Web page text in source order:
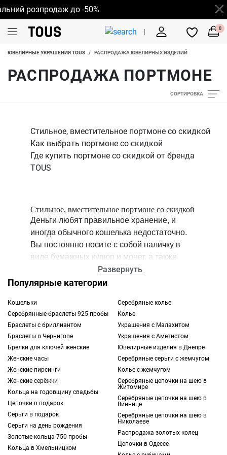
розпродаж до -50%
0
ЮВЕЛИРНЫЕ УКРАШЕНИЯ TOUS / РАСПРОДАЖА ЮВЕЛИРНЫХ ИЗДЕЛИЙ
РАСПРОДАЖА ПОРТМОНЕ
СОРТИРОВКА
Стильное, вместительное портмоне со скидкой
Как выбрать портмоне со скидкой
Где купить портмоне со скидкой от бренда
TOUS
Стильное, вместительное портмоне со скидкой
Деньги любят правильное хранение, и
иногда обычного кошелька недостаточно.
Вы постоянно носите с собой наличку в
виде бумажных купюр и монет, а также
визитки, банковские и дисконтные карты,
фотографии и другие памятные детали?
трендовым портмоне, акция от испанского
бренда TOUS позволяет купить аксессуар
со скидкой до 40%. В каталоге
представлены как мужские, так и женские
Для представительниц прекрасного пола
подойдут коллекции TOUS Kaos Dream или
модель с декором в виде мишки Тедди
TOUS Dubai Saffiano. Коллекции для
мужчин представлены в виде лаконичных
аксессуаров портмоне, например, линейки
TOUS New Berlin, которая выглядит
Развернуть
Популярные категории
Кошельки
Серебрянные браслеты 925 пробы
Браслеты с бриллиантом
Браслеты в Чернигове
Брелки для ключей женские
Женские часы
Женские пирсинги
Женские серёжки
Кольца на годовщину свадьбы
Цепочки в подарок
Серьги в подарок
Серьги на день рождения
Золотые кольца 750 пробы
Кольца в Хмельницком
Серебряные колье
Колье
Украшения с Малахитом
Украшения с Аметистом
Ювелирные изделия в Днепре
Серебряные серьги с жемчугом
Колье с жемчугом
Серебряные цепочки на шею в
Житомире
Серебряные цепочки на шею в
Виннице
Серебряные цепочки на шею в
Николаеве
Распродажа золотых колец
Цепочки в Одессе